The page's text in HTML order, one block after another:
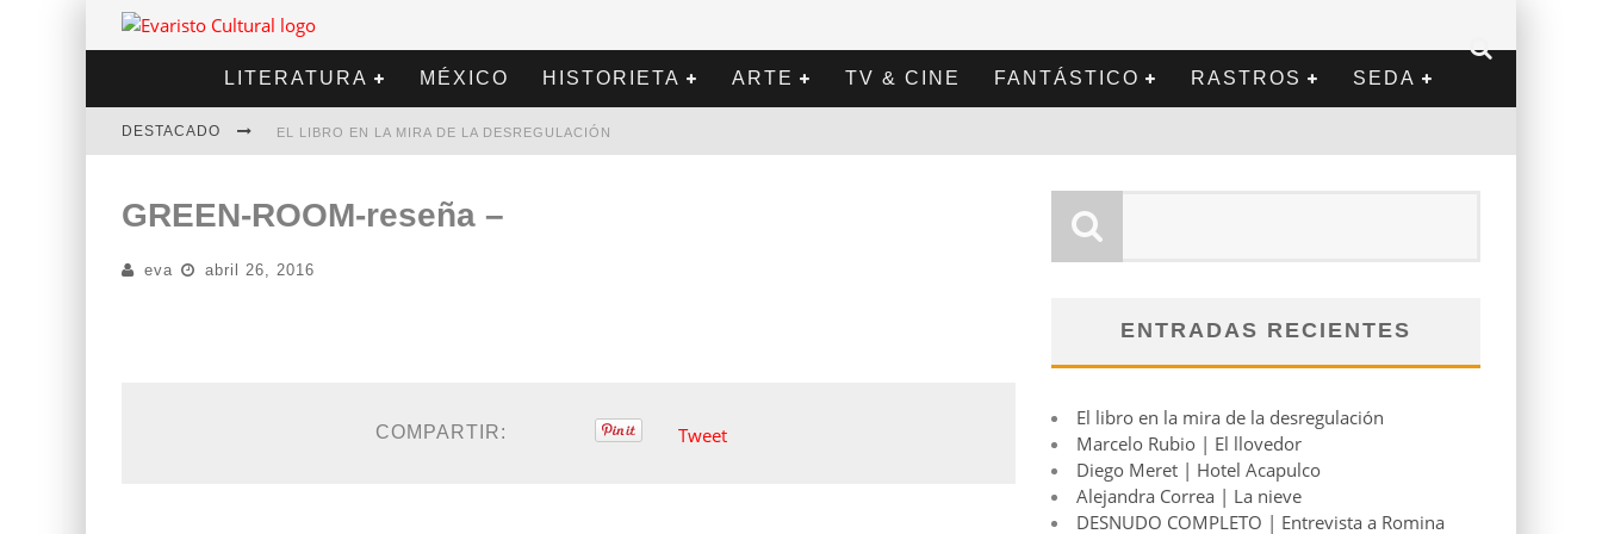
LITERATURA MÉXICO HISTORIETA ARTE TV & CINE FANTÁSTICO RASTROS SEDA
DESTACADO EL LIBRO EN LA MIRA DE LA DESREGULACIÓN
DIEGO MERET | HOTEL ACAPULCO
ALEJANDRA CORREA | LA NIEVE
GREEN-ROOM-reseña –
eva abril 26, 2016
COMPARTIR: Tweet
ENTRADAS RECIENTES
El libro en la mira de la desregulación
Marcelo Rubio | El llovedor
Diego Meret | Hotel Acapulco
Alejandra Correa | La nieve
DESNUDO COMPLETO | Entrevista a Romina